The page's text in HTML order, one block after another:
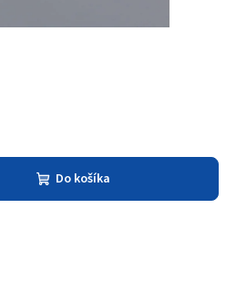
Do košíka